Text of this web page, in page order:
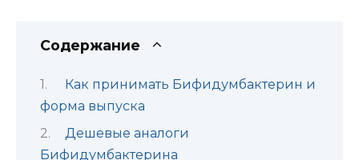
Содержание
Как принимать Бифидумбактерин и
форма выпуска
Дешевые аналоги
Бифидумбактерина